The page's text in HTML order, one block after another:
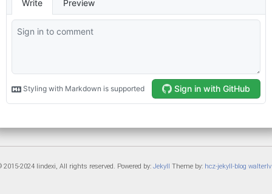
2015-2024 lindexi, All rights reserved. Powered by: Jekyll Theme by: hcz-jekyll-blog walterlv